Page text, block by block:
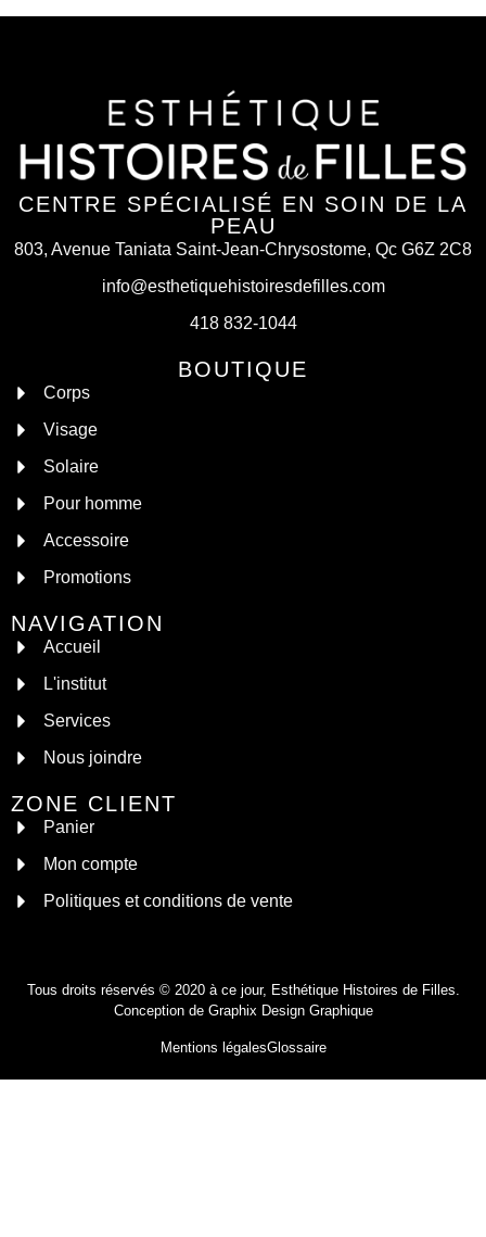
CENTRE SPÉCIALISÉ EN SOIN DE LA
PEAU
803, Avenue Taniata Saint-Jean-Chrysostome, Qc G6Z 2C8
info@esthetiquehistoiresdefilles.com
418 832-1044
BOUTIQUE
Corps
Visage
Solaire
Pour homme
Accessoire
Promotions
NAVIGATION
Accueil
L'institut
Services
Nous joindre
ZONE CLIENT
Panier
Mon compte
Politiques et conditions de vente
Tous droits réservés © 2020 à ce jour, Esthétique Histoires de Filles.
Conception de Graphix Design Graphique
Mentions légalesGlossaire